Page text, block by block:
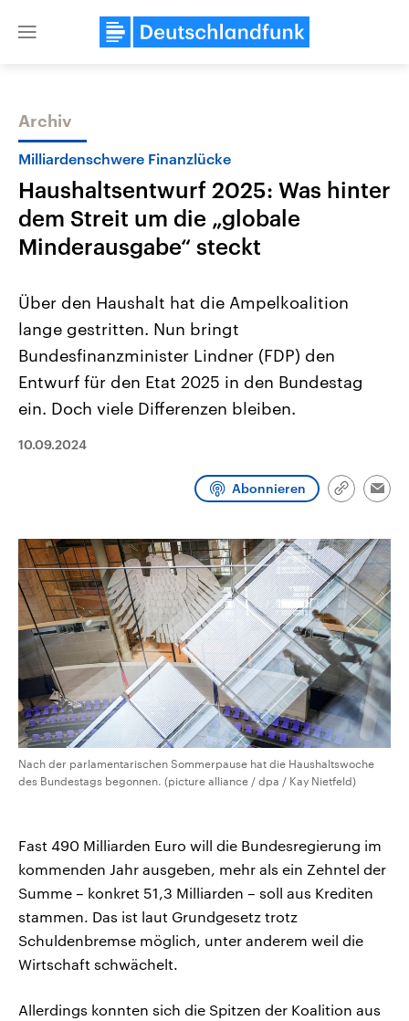
Close
Themen
2026
Alle Informationen
Sachsen-Anhalt wählt am 6.
September 2026 einen neuen
Landtag. Seit 2021 wird das
Bundesland von einer Koalition aus
Wahlprogramme, aktuelle Berichte
und Kandidaten der anstehenden
Hintergründe
Wirtschaftlich und
gehören die Vereinigten
den mächtigsten Ländern
mit großem Einfluss auf
Archiv
Milliardenschwere Finanzlücke
Haushaltsentwurf 2025: Was hinter
dem Streit um die „globale
Minderausgabe“ steckt
Über den Haushalt hat die Ampelkoalition
lange gestritten. Nun bringt
Bundesfinanzminister Lindner (FDP) den
Entwurf für den Etat 2025 in den Bundestag
ein. Doch viele Differenzen bleiben.
10.09.2024
Abonnieren
Link
Nach der parlamentarischen Sommerpause hat die Haushaltswoche
des Bundestags begonnen. (picture alliance / dpa / Kay Nietfeld)
Fast 490 Milliarden Euro will die Bundesregierung im
kommenden Jahr ausgeben, mehr als ein Zehntel der
Summe – konkret 51,3 Milliarden – soll aus Krediten
stammen. Das ist laut Grundgesetz trotz
Schuldenbremse möglich, unter anderem weil die
Wirtschaft schwächelt.
Allerdings konnten sich die Spitzen der Koalition aus